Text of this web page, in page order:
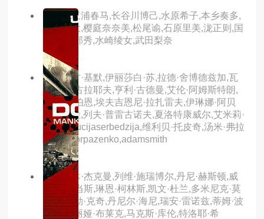
主演：三浦春马,长谷川博己,水原希子,本乡奏多,
三浦贵大,樱庭奈奈美,松尾谕,石原里美,泷正则,国
村隼,渡部秀,水崎绫女,武田梨奈
主演：方·基默,伊丽莎白·苏,拉德·舍博德兹加,瓦
列里·尼古拉耶夫,亨利·古德曼,艾伦·阿姆斯特朗,
迈克尔·伯恩,埃夫吉恩尼·拉扎雷夫,伊琳娜·阿贝
克斯莫娃,列夫·普雷古诺夫,夏洛特康威尔,艾米莉·
莫迪默,lucijaserbedzija,维利贝·托皮奇,汤米·弗拉
纳根,egorpazenko,adamsmith
主演：休·杰克曼,列维·施瑞博尔,丹尼·赫斯顿,威
廉姆·亚当斯,琳恩·柯林斯,凯文·杜兰,多米尼克·莫
纳汉,泰勒·克奇,丹尼尔·海尼,瑞安·雷诺兹,蒂姆·波
考克,朱丽娅·布莱克,马克斯·库伦,特洛耶·希